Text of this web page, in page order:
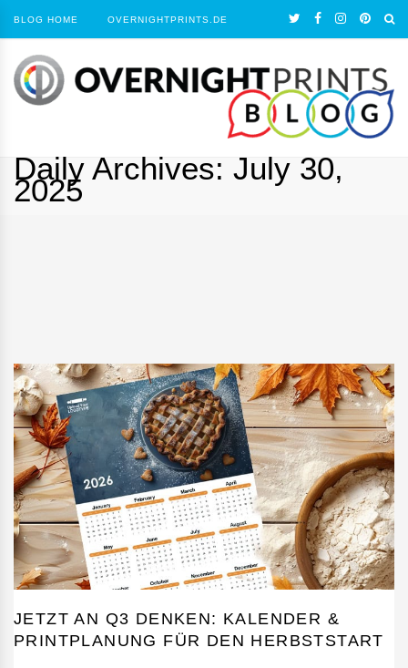
BLOG HOME OVERNIGHTPRINTS.DE
Daily Archives: July 30,
2025
JETZT AN Q3 DENKEN: KALENDER &
PRINTPLANUNG FÜR DEN HERBSTSTART